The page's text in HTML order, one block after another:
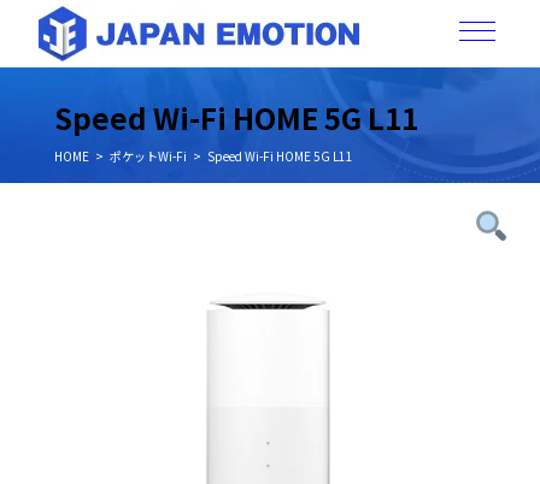
Speed Wi-Fi HOME 5G L11
HOME ポケットWi-Fi Speed Wi-Fi HOME 5G L11